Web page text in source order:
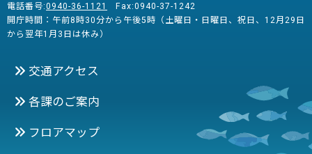
電話番号:0940-36-1121
Fax:0940-37-1242
開庁時間：午前8時30分から午後5時（土曜日・日曜日、祝日、12月29日
から翌年1月3日は休み）
交通アクセス
各課のご案内
フロアマップ